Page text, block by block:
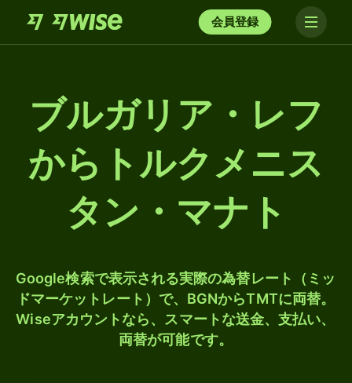
会員登録
ブルガリア・レフ
からトルクメニス
タン・マナト
Google検索で表示される実際の為替レート（ミッ
ドマーケットレート）で、BGNからTMTに両替。
Wiseアカウントなら、スマートな送金、支払い、
両替が可能です。